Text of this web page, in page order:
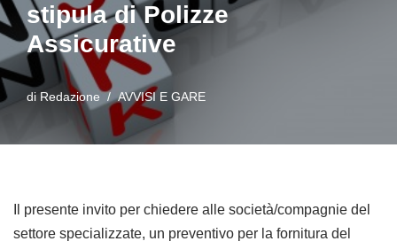
stipula di Polizze
Assicurative
di Redazione AVVISI E GARE
Il presente invito per chiedere alle società/compagnie del
settore specializzate, un preventivo per la fornitura del